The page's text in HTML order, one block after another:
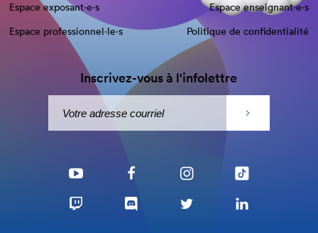
Espace exposant·e⋅s
Espace enseignant·e⋅s
Espace professionnel·le⋅s
Politique de confidentialité
Inscrivez-vous à l'infolettre